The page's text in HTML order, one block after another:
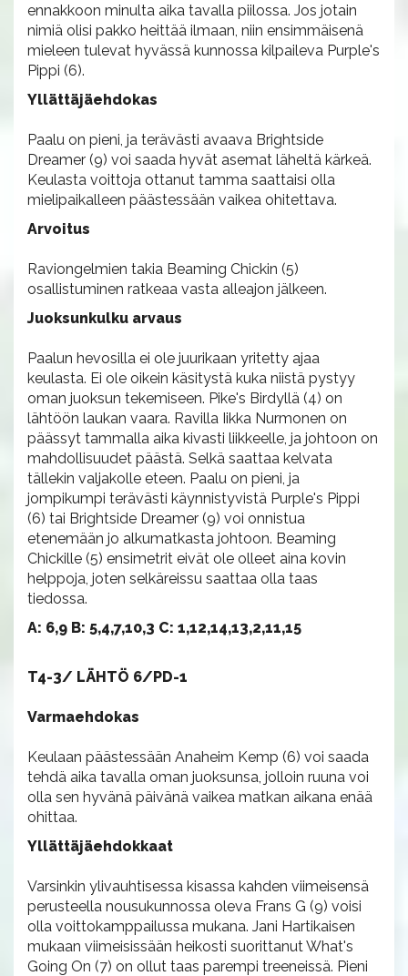
ennakkoon minulta aika tavalla piilossa. Jos jotain
nimiä olisi pakko heittää ilmaan, niin ensimmäisenä
mieleen tulevat hyvässä kunnossa kilpaileva Purple's
Pippi (6).
Yllättäjäehdokas
Paalu on pieni, ja terävästi avaava Brightside
Dreamer (9) voi saada hyvät asemat läheltä kärkeä.
Keulasta voittoja ottanut tamma saattaisi olla
mielipaikalleen päästessään vaikea ohitettava.
Arvoitus
Raviongelmien takia Beaming Chickin (5)
osallistuminen ratkeaa vasta alleajon jälkeen.
Juoksunkulku arvaus
Paalun hevosilla ei ole juurikaan yritetty ajaa
keulasta. Ei ole oikein käsitystä kuka niistä pystyy
oman juoksun tekemiseen. Pike's Birdyllä (4) on
lähtöön laukan vaara. Ravilla Iikka Nurmonen on
päässyt tammalla aika kivasti liikkeelle, ja johtoon on
mahdollisuudet päästä. Selkä saattaa kelvata
tällekin valjakolle eteen. Paalu on pieni, ja
jompikumpi terävästi käynnistyvistä Purple's Pippi
(6) tai Brightside Dreamer (9) voi onnistua
etenemään jo alkumatkasta johtoon. Beaming
Chickille (5) ensimetrit eivät ole olleet aina kovin
helppoja, joten selkäreissu saattaa olla taas
tiedossa.
A: 6,9 B: 5,4,7,10,3 C: 1,12,14,13,2,11,15
T4-3/ LÄHTÖ 6/PD-1
Varmaehdokas
Keulaan päästessään Anaheim Kemp (6) voi saada
tehdä aika tavalla oman juoksunsa, jolloin ruuna voi
olla sen hyvänä päivänä vaikea matkan aikana enää
ohittaa.
Yllättäjäehdokkaat
Varsinkin ylivauhtisessa kisassa kahden viimeisensä
perusteella nousukunnossa oleva Frans G (9) voisi
olla voittokamppailussa mukana. Jani Hartikaisen
mukaan viimeisissään heikosti suorittanut What's
Going On (7) on ollut taas parempi treeneissä. Pieni